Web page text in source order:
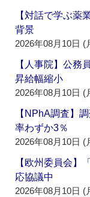
【対話で学ぶ薬
背景
2026年08月10日 (
【人事院】公務
昇給幅縮小
2026年08月10日 (
【NPhA調査】
率わずか3％
2026年08月10日 (
【欧州委員会】
応協議中
2026年08月10日 (